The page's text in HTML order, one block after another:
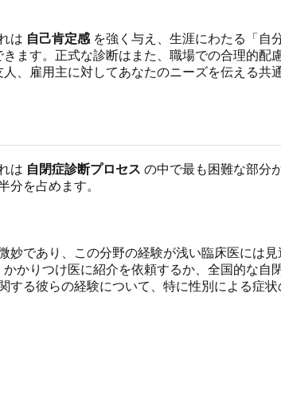
は 自己肯定感 を強く与え、生涯にわたる「自
ます。正式な診断はまた、職場での合理的配
、雇用主に対してあなたのニーズを伝える共
は 自閉症診断プロセス の中で最も困難な部分
分を占めます。
であり、この分野の経験が浅い臨床医には
かりつけ医に紹介を依頼するか、全国的な自
る彼らの経験について、特に性別による症